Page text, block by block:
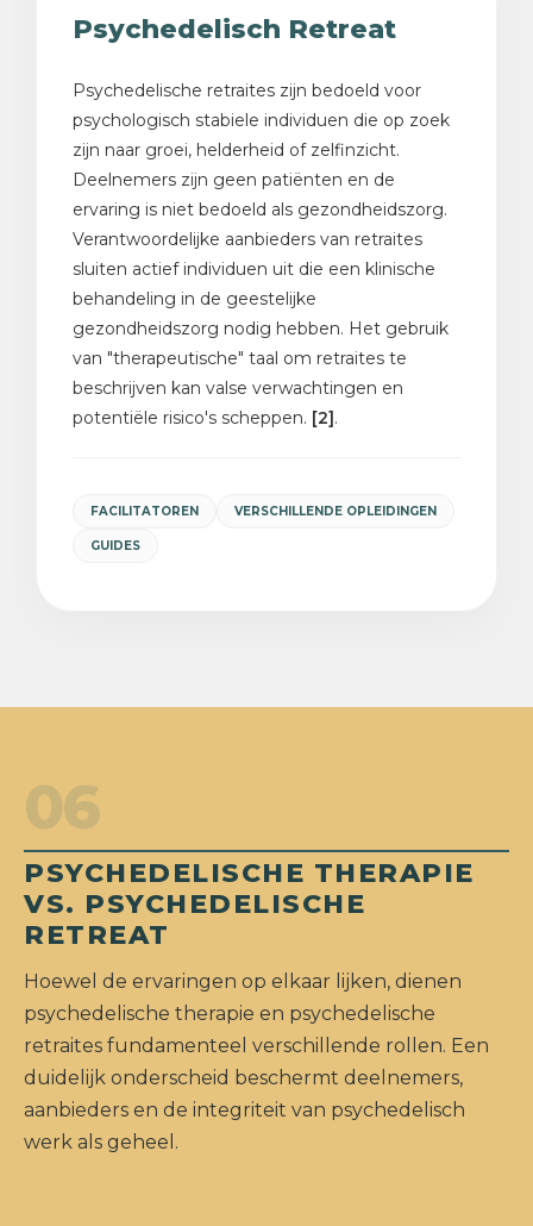
Psychedelisch Retreat
Psychedelische retraites zijn bedoeld voor
psychologisch stabiele individuen die op zoek
zijn naar groei, helderheid of zelfinzicht.
Deelnemers zijn geen patiënten en de
ervaring is niet bedoeld als gezondheidszorg.
Verantwoordelijke aanbieders van retraites
sluiten actief individuen uit die een klinische
behandeling in de geestelijke
gezondheidszorg nodig hebben. Het gebruik
van "therapeutische" taal om retraites te
beschrijven kan valse verwachtingen en
potentiële risico's scheppen. [2].
FACILITATOREN VERSCHILLENDE OPLEIDINGEN
GUIDES
06
PSYCHEDELISCHE THERAPIE
VS. PSYCHEDELISCHE
RETREAT
Hoewel de ervaringen op elkaar lijken, dienen
psychedelische therapie en psychedelische
retraites fundamenteel verschillende rollen. Een
duidelijk onderscheid beschermt deelnemers,
aanbieders en de integriteit van psychedelisch
werk als geheel.